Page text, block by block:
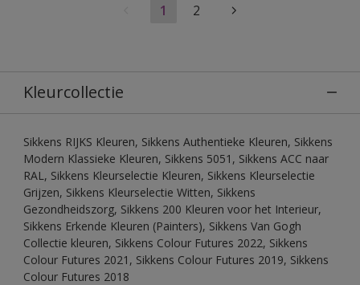
1 2
Kleurcollectie
Sikkens RIJKS Kleuren, Sikkens Authentieke Kleuren, Sikkens
Modern Klassieke Kleuren, Sikkens 5051, Sikkens ACC naar
RAL, Sikkens Kleurselectie Kleuren, Sikkens Kleurselectie
Grijzen, Sikkens Kleurselectie Witten, Sikkens
Gezondheidszorg, Sikkens 200 Kleuren voor het Interieur,
Sikkens Erkende Kleuren (Painters), Sikkens Van Gogh
Collectie kleuren, Sikkens Colour Futures 2022, Sikkens
Colour Futures 2021, Sikkens Colour Futures 2019, Sikkens
Colour Futures 2018